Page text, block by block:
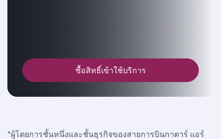
ซื้อสิทธิ์เข้าใช้บริการ
*ผู้โดยการชั้นหนึ่งและชั้นธุรกิจของสายการบินกาตาร์ แอร์